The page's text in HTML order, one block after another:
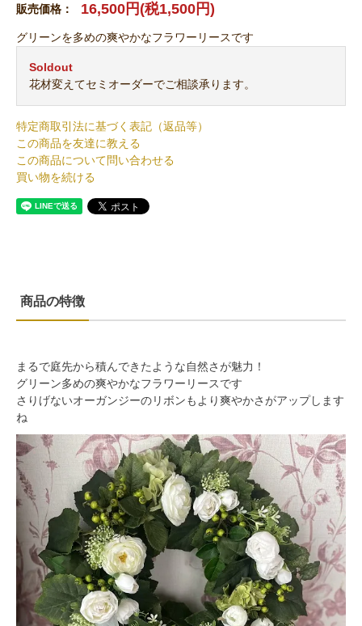
販売価格： 16,500円(税1,500円)
グリーンを多めの爽やかなフラワーリースです
Soldout
花材変えてセミオーダーでご相談承ります。
特定商取引法に基づく表記（返品等）
この商品を友達に教える
この商品について問い合わせる
買い物を続ける
商品の特徴
まるで庭先から積んできたような自然さが魅力！
グリーン多めの爽やかなフラワーリースです
さりげないオーガンジーのリボンもより爽やかさがアップします
ね